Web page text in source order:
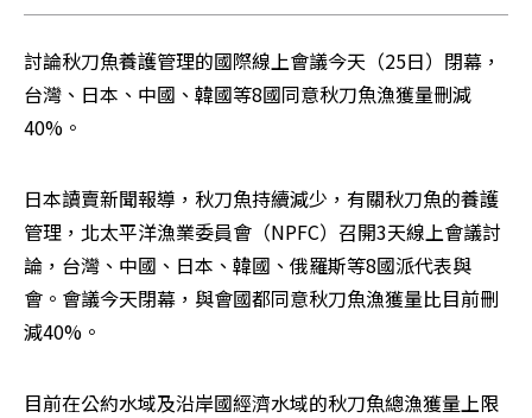
討論秋刀魚養護管理的國際線上會議今天（25日）閉幕，
台灣、日本、中國、韓國等8國同意秋刀魚漁獲量刪減
40%。
日本讀賣新聞報導，秋刀魚持續減少，有關秋刀魚的養護
管理，北太平洋漁業委員會（NPFC）召開3天線上會議討
論，台灣、中國、日本、韓國、俄羅斯等8國派代表與
會。會議今天閉幕，與會國都同意秋刀魚漁獲量比目前刪
減40%。
目前在公約水域及沿岸國經濟水域的秋刀魚總漁獲量上限